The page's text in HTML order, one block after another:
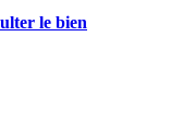
le bien